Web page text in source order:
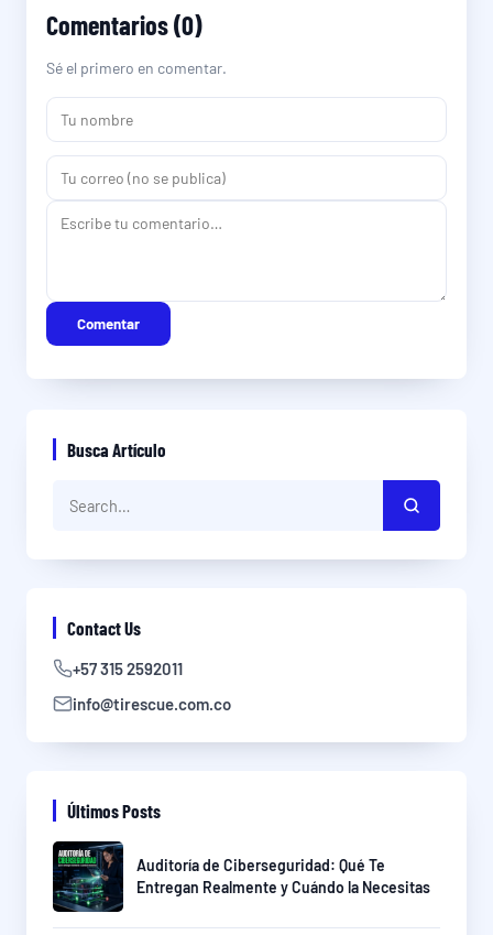
Comentarios (0)
Sé el primero en comentar.
Comentar
Busca Artículo
Contact Us
+57 315 2592011
info@tirescue.com.co
Últimos Posts
Auditoría de Ciberseguridad: Qué Te
Entregan Realmente y Cuándo la Necesitas